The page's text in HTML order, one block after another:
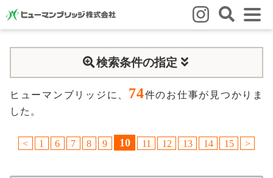
はじめての方
3つの強み いろいろな働き方
就業までの流れ HBのイイネ！
人材育成 福利厚生 お悩み相談窓口 eラーニング
検索条件の指定
ヒューマンブリッジに、 74件のお仕事が見つかりま
した。
< 1 6 7 8 9 10 11 12 13 14 15 >